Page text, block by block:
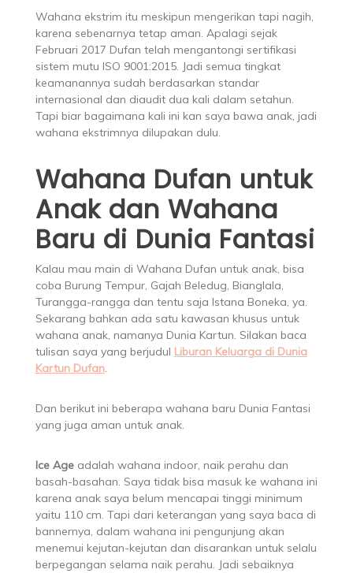
Wahana ekstrim itu meskipun mengerikan tapi nagih,
karena sebenarnya tetap aman. Apalagi sejak
Februari 2017 Dufan telah mengantongi sertifikasi
sistem mutu ISO 9001:2015. Jadi semua tingkat
keamanannya sudah berdasarkan standar
internasional dan diaudit dua kali dalam setahun.
Tapi biar bagaimana kali ini kan saya bawa anak, jadi
wahana ekstrimnya dilupakan dulu.
Wahana Dufan untuk
Anak dan Wahana
Baru di Dunia Fantasi
Kalau mau main di Wahana Dufan untuk anak, bisa
coba Burung Tempur, Gajah Beledug, Bianglala,
Turangga-rangga dan tentu saja Istana Boneka, ya.
Sekarang bahkan ada satu kawasan khusus untuk
wahana anak, namanya Dunia Kartun. Silakan baca
tulisan saya yang berjudul Liburan Keluarga di Dunia
Kartun Dufan.
Dan berikut ini beberapa wahana baru Dunia Fantasi
yang juga aman untuk anak.
Ice Ageadalah wahana indoor, naik perahu dan
basah-basahan. Saya tidak bisa masuk ke wahana ini
karena anak saya belum mencapai tinggi minimum
yaitu 110 cm. Tapi dari keterangan yang saya baca di
bannernya, dalam wahana ini pengunjung akan
menemui kejutan-kejutan dan disarankan untuk selalu
berpegangan selama naik perahu. Jadi sebaiknya